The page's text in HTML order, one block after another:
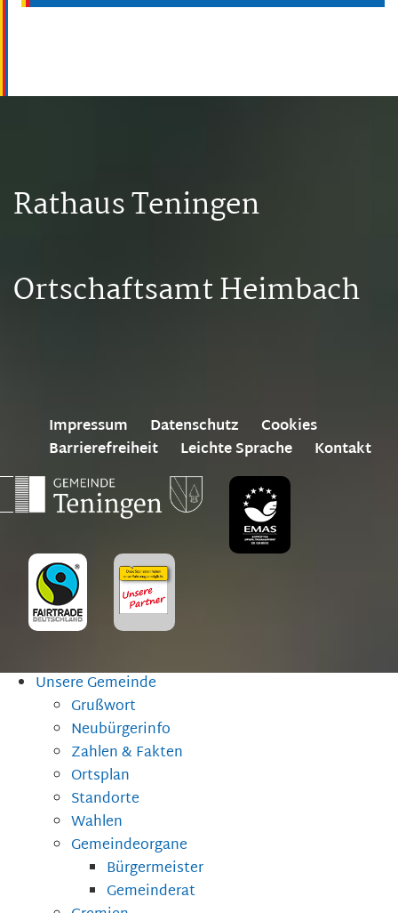
Rathaus Teningen
Ortschaftsamt Heimbach
Impressum Datenschutz
Cookies
Barrierefreiheit
Leichte Sprache Kontakt
Unsere Gemeinde
Grußwort
Neubürgerinfo
Zahlen & Fakten
Ortsplan
Standorte
Wahlen
Gemeindeorgane
Bürgermeister
Gemeinderat